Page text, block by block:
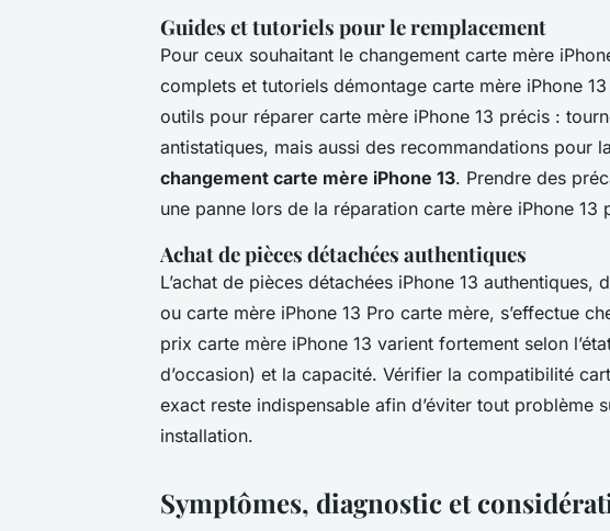
Guides et tutoriels pour le remplacement
Pour ceux souhaitant le changement carte mère
complets et tutoriels démontage carte mère iPhone
outils pour réparer carte mère iPhone 13 précis :
antistatiques, mais aussi des recommandations pour la
changement carte mère iPhone 13. Prendre des
une panne lors de la réparation carte mère iPhone 13
Achat de pièces détachées authentiques
L’achat de pièces détachées iPhone 13
ou carte mère iPhone 13 Pro carte mère, s’effectue
prix carte mère iPhone 13 varient fortement selon
d’occasion) et la capacité. Vérifier la compatibilité
exact reste indispensable afin d’éviter tout problème
installation.
Symptômes, diagnostic et